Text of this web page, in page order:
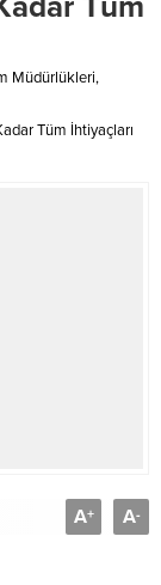
Müdürlükleri,
Tüm İhtiyaçları
A+ A-